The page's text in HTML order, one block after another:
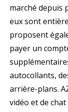
marché depuis
eux sont
proposent
payer un
autocollants,
arrière-plans.
vidéo et de